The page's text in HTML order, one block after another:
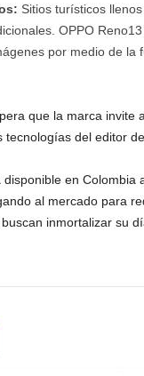
Sitios turísticos
OPPO
por medio de la
que la marca invite
del editor
en
al mercado para
inmortalizar su